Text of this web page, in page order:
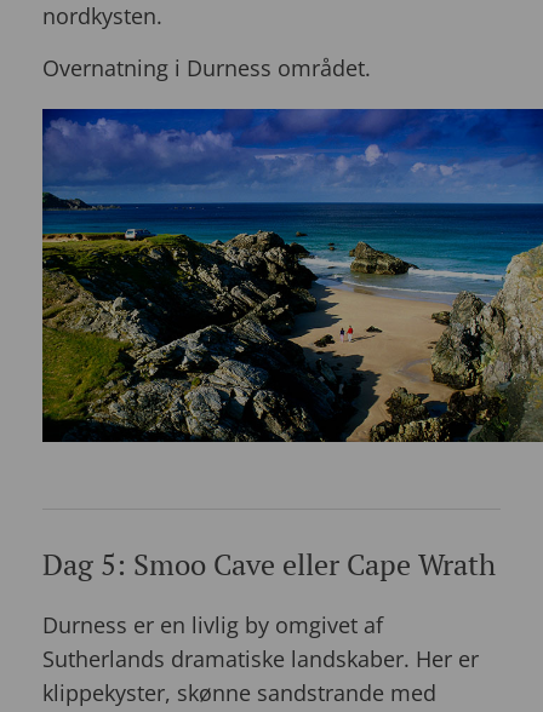
nordkysten.
Overnatning i Durness området.
Dag 5: Smoo Cave eller Cape Wrath
Durness er en livlig by omgivet af
Sutherlands dramatiske landskaber. Her er
klippekyster, skønne sandstrande med